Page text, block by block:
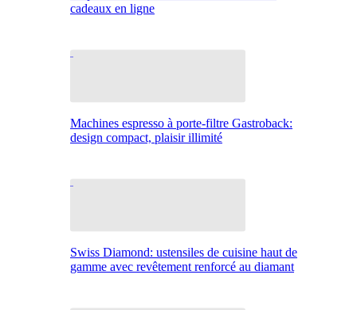
cadeaux en ligne
Machines espresso à porte-filtre Gastroback:
design compact, plaisir illimité
Swiss Diamond: ustensiles de cuisine haut de
gamme avec revêtement renforcé au diamant